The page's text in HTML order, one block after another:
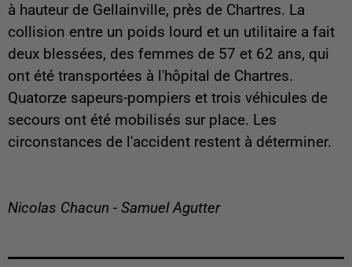
à hauteur de Gellainville, près de Chartres. La
collision entre un poids lourd et un utilitaire a fait
deux blessées, des femmes de 57 et 62 ans, qui
ont été transportées à l'hôpital de Chartres.
Quatorze sapeurs-pompiers et trois véhicules de
secours ont été mobilisés sur place. Les
circonstances de l'accident restent à déterminer.
Nicolas Chacun - Samuel Agutter